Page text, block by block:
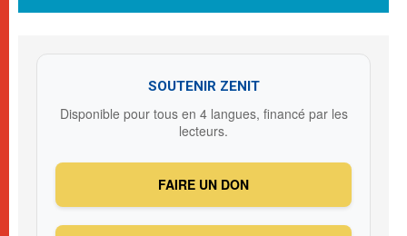
SOUTENIR ZENIT
Disponible pour tous en 4 langues, financé par les
lecteurs.
FAIRE UN DON